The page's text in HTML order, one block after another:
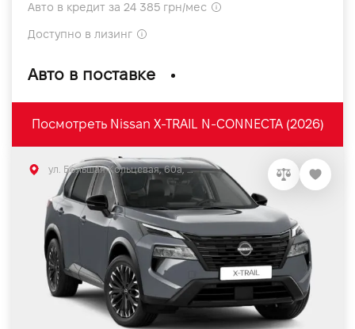
Авто в кредит за 24 385 грн/мес
Доступно в лизинг
Авто в поставке
Посмотреть Nissan X-TRAIL N-CONNECTA (2026)
ул. Большая Кольцевая, 60а, Софиевская Борщаговка, Киевская обл.